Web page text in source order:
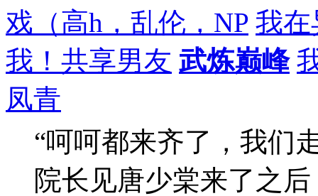
戏（高h，乱伦，NP 我在
我！共享男友 武炼巅峰
凤青
“呵呵都来齐了，我们
院长见唐少棠来了之后